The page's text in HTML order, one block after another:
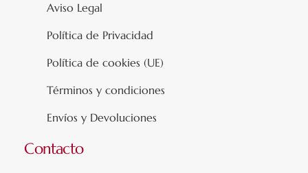
Aviso Legal
Política de Privacidad
Política de cookies (UE)
Términos y condiciones
Envíos y Devoluciones
Contacto